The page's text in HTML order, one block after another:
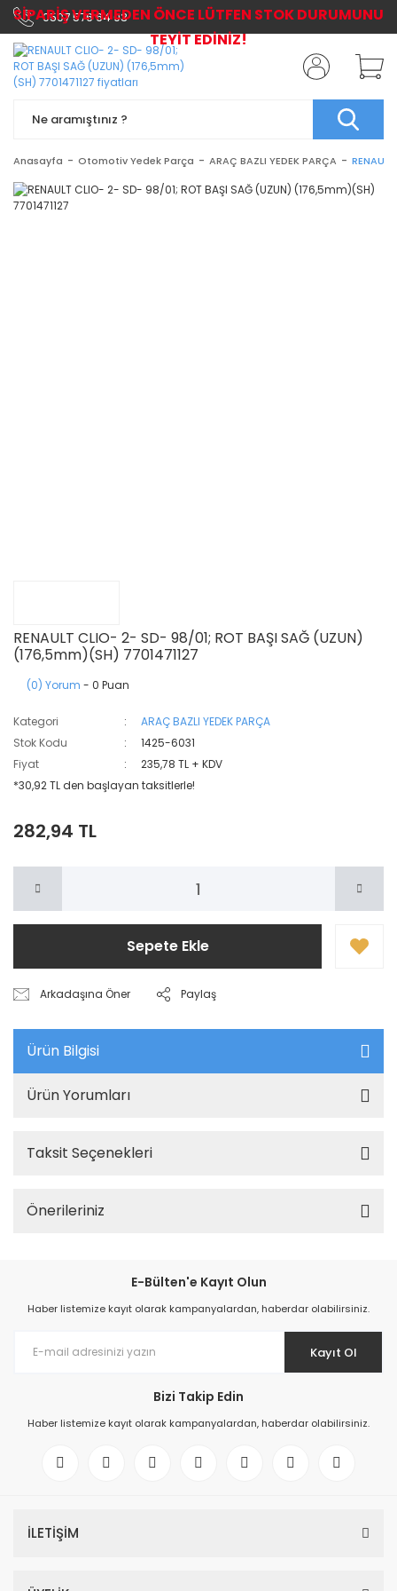
0507 576 64 03
Anasayfa Otomotiv Yedek Parça ARAÇ BAZLI YEDEK PARÇA
RENAULT CLIO- 2- SD- 98/01; ROT BAŞI SAĞ (UZUN)
(176,5mm)(SH) 7701471127
(0) Yorum - 0 Puan
Kategori
ARAÇ BAZLI YEDEK PARÇA
Stok Kodu
1425-6031
Fiyat
235,78 TL + KDV
*30,92 TL den başlayan taksitlerle!
282,94 TL
Sepete Ekle
Arkadaşına Öner Paylaş
Ürün Bilgisi
Ürün Yorumları
Taksit Seçenekleri
Önerileriniz
E-Bülten'e Kayıt Olun
Haber listemize kayıt olarak kampanyalardan, haberdar olabilirsiniz.
Kayıt Ol
Bizi Takip Edin
Haber listemize kayıt olarak kampanyalardan, haberdar olabilirsiniz.
İLETİŞİM
SİPARİŞ VERMEDEN ÖNCE LÜTFEN STOK DURUMUNU
TEYİT EDİNİZ!